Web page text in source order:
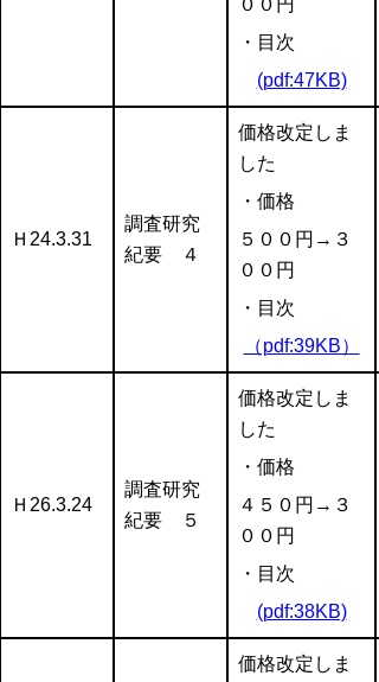
００円
・目次
(pdf:47KB)
Ｈ24.3.31
調査研究
紀要 ４
価格改定しま
した
・価格
５００円→３
００円
・目次
（pdf:39KB）
Ｈ26.3.24
調査研究
紀要 ５
価格改定しま
した
・価格
４５０円→３
００円
・目次
(pdf:38KB)
価格改定しま